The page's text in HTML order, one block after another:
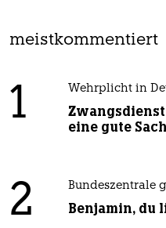
meistkommentiert
1 Wehrplicht in
eine gute
2 Bundeszentrale
Benjamin, du